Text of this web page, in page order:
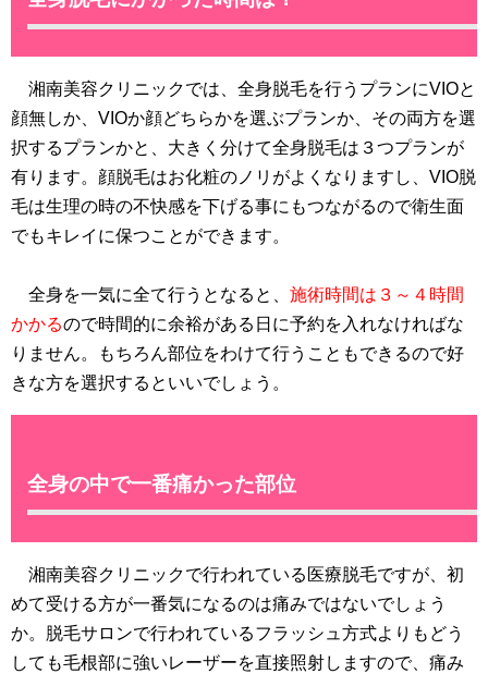
湘南美容クリニックでは、全身脱毛を行うプランにVIOと
顔無しか、VIOか顔どちらかを選ぶプランか、その両方を選
択するプランかと、大きく分けて全身脱毛は３つプランが
有ります。顔脱毛はお化粧のノリがよくなりますし、VIO脱
毛は生理の時の不快感を下げる事にもつながるので衛生面
でもキレイに保つことができます。
全身を一気に全て行うとなると、 施術時間は３～４時間
かかるので時間的に余裕がある日に予約を入れなければな
りません。もちろん部位をわけて行うこともできるので好
きな方を選択するといいでしょう。
全身の中で一番痛かった部位
湘南美容クリニックで行われている医療脱毛ですが、初
めて受ける方が一番気になるのは痛みではないでしょう
か。脱毛サロンで行われているフラッシュ方式よりもどう
しても毛根部に強いレーザーを直接照射しますので、痛み